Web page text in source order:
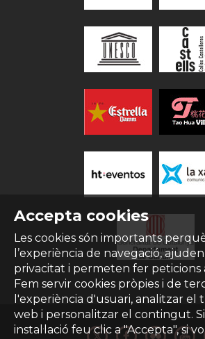
Accepta cookies
Les cookies són importants
l’experiència de navegació,
privacitat i permeten fer peticions
Fem servir cookies pròpies i de
l'experiència d'usuari, analitzar el
web i personalitzar el contingut.
instal·lació feu clic a "Accepta", si